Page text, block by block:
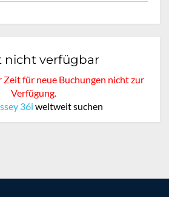
nicht verfügbar
Zeit für neue Buchungen nicht zur
Verfügung.
36i weltweit suchen